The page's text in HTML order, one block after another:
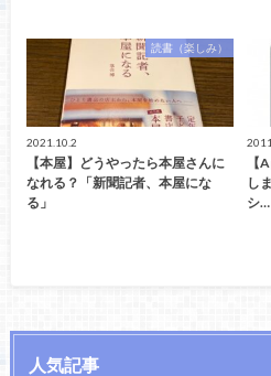
読書（楽しみ）
2021.10.2
【本屋】どうやったら本屋さんに
なれる？「新聞記者、本屋にな
る」
【
し
シ…
人気記事